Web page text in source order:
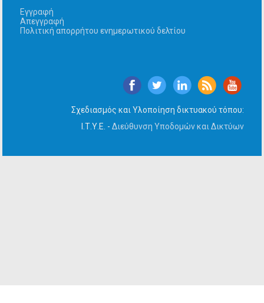
Εγγραφή
Απεγγραφή
Πολιτική απορρήτου ενημερωτικού δελτίου
Σχεδιασμός και Υλοποίηση δικτυακού τόπου:
Ι.Τ.Υ.Ε. - Διεύθυνση Υποδομών και Δικτύων